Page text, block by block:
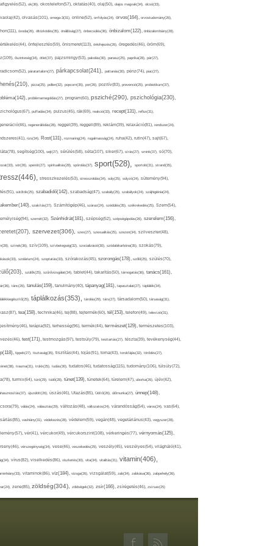
ok(36), okostelefon(57), oktatás(40), olaj(50), olajos magvak(34), olcsó(33),
olvasás(101), omega-3(31), online(52), orrfolyás(24), orvos(164), orvostudomány(26),
óvoda(26), öltözködés(35), önállóság(27), önbecsülés(36), önbizalom(122), önbizalomhiány(28),
önfejlesztés(59), önismeret(113), önkifejezés(26), öregedés(46), öröm(69),
őszinteség(34), ötlet(37), pajzsmirigy(53), pakolás(30), panasz(25), paprika(28), pár(27),
páratartalom(27), párkapcsolat(241), pattanás(30), pénz(74), piac(27),
pizza(25), pollen(32), popcorn(35), por(26), pozitív(83), prevenció(25), probiotikum(37),
problémamegoldás(27), program(60), psziché(290), pszichológia(230),
puffadás(34), pulzus(45), rák(69), reakció(33), recept(131), reflux(31),
regenerálódás(28), reggel(39), reggeli(89), reklám(39), relaxáció(81), rendszer(24),
rizs(34), Rost(131), rozmaring(24), rugalmasság(24), ruha(42), rutin(47), sajt(67),
segítség(100), sejt(27), sérülés(58), séta(107), siker(67), sírás(27), smink(37), só(70),
sör(26), spenót(27), spiritualitás(28), spórolás(37), sport(528), sportoló(31), strand(35),
stresszkezelés(53), stresszoldás(34), súly(25), súlyzó(24), sütemény(94),
sütőtök(25), szabadidő(142), szabadság(47), szabály(25), szabályok(24), szájhigiénia(24),
szakítás(27), Számítógép(46), száraz(24), szédülés(35), székrekedés(25), Szem(54),
szemét(32), Szénhidrát(181), szépség(52), szépségápolás(26), szerelem(156),
szervezet(306), szex(27), szexualitás(25), szezon(34), szilveszter(48),
színek(36), szív(109), szívbetegség(32), szocializáció(30), szódabikarbóna(35), szokás(79),
szolárium(24), szoptatás(33), szórakozás(45), szorongás(178), szőlő(25), szülés(70),
szülők(25), szűrővizsgálat(34), tablet(44), takarítás(50), támogatás(36), tanács(161),
tánc(26), tanulás(159), tanulmány(40), tápanyag(181), tapasztalat(27), táplálék(34),
táplálkozás(353), tárolás(29), társ(27), társadalom(50), társaság(31),
tea(158), technika(46), tej(88), tejtermék(60), tél(153), telefon(49), televízió(31),
terápia(92), terhesség(96), termék(44), természet(129), természetes(103),
test(171), testmozgás(97), testsúly(79), testtartás(27), tészta(39), tevékenység(44),
tippek(27), tisztaság(35), tisztítás(44), tojás(91), torna(43), torokfájás(32), törődés(27),
trauma(31), trükk(25), tudás(30), tudatos(46), tudatosság(115), tudomány(106), túlsúly(72),
turmix(64), túró(29), tüdő(28), tünet(139), tünetek(64), türelem(47), uborka(26), újév(42),
újszülött(26), úszás(46), Utazás(85), Üdítő(26), ülőmunka(27), ünnep(148),
válás(24), választás(29), változás(48), változatos(24), várandósság(54), város(24), vas(64),
vashiány(31), védekezés(28), védelem(59), vegán(48), vegetáriánus(43), vegyszer(28),
vér(41), vércukor(49), vércukorszint(108), vérkeringés(77), vérnyomás(125),
vérszegénység(34), vese(46), veszekedés(29), veszély(45), veszélyes(54), világháló(41),
vírus(82), viselkedés(86), viszketés(30), vita(34), vitalitás(31), vitamin(406),
vitaminok(86), víz(184), vizsga(26), vizsgálat(59), zab(34), zabkása(36), zabpehely(36),
zene(85), zöldség(304), zöldségek(32), zsír(166), zsírégetés(46), zsírsav(25)